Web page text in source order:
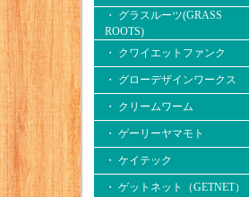
・ グラスルーツ(GRASS
ROOTS)
・ クワイエットファンク
・ グローデザインワークス
・ クリームワーム
・ ゲーリーヤマモト
・ ケイテック
・ ゲットネット（GETNET）